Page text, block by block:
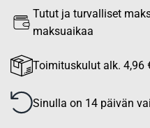
Tutut ja turvalliset
maksuaikaa
Toimituskulut alk. 4,96
Sinulla on 14 päivän